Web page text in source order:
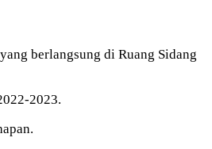
berlangsung di Ruang Sidang
2023.